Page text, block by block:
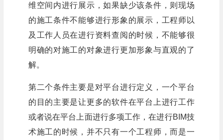
维空间内进行展示，如果缺少该条件，则现场
的施工条件不能够进行形象的展示，工程师以
及工作人员在进行资料查阅的时候，不能够很
明确的对施工的对象进行更加形象与直观的了
解。
第二个条件主要是对平台进行定义，一个平台
的目的主要是让更多的软件在平台上进行工作
或者说在平台上面进行多项工作，在进行BIM技
术施工的时候，并不只有一个工程师，而是一